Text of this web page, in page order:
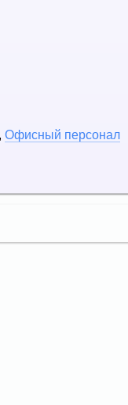
Офисный персонал